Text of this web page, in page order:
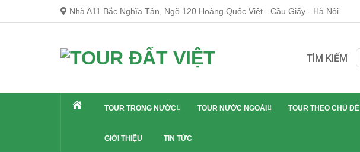
to
Nhà A11 Bắc Nghĩa Tân, Ngõ 120 Hoàng Quốc Việt - Cầu Giấy - Hà Nội
TÌM KIẾM
TOUR TRONG NƯỚC TOUR NƯỚC NGOÀI TOUR THEO CHỦ ĐỀ
GIỚI THIỆU TIN TỨC